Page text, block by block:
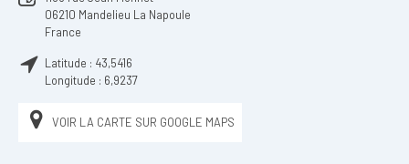
06210 Mandelieu La Napoule
France
Latitude : 43,5416
Longitude : 6,9237
VOIR LA CARTE SUR GOOGLE MAPS